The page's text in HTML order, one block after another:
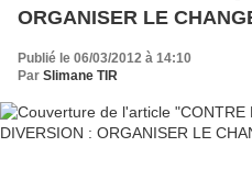
ORGANISER LE
Publié le 06/03/2012 à 14:10
Par Slimane TIR